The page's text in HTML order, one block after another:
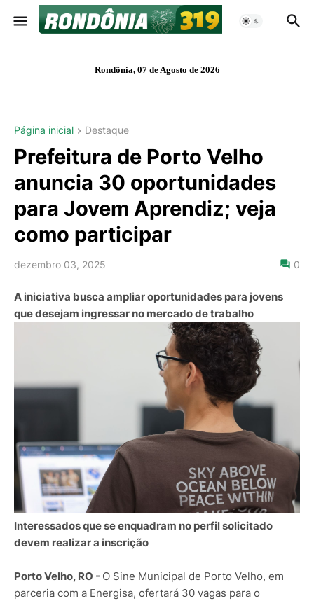
Rondônia, 07 de Agosto de 2026
Página inicial Destaque
Prefeitura de Porto Velho
anuncia 30 oportunidades
para Jovem Aprendiz; veja
como participar
dezembro 03, 2025 0
A iniciativa busca ampliar oportunidades para jovens
que desejam ingressar no mercado de trabalho
Interessados que se enquadram no perfil solicitado
devem realizar a inscrição
Porto Velho, RO - O Sine Municipal de Porto Velho, em
parceria com a Energisa, ofertará 30 vagas para o